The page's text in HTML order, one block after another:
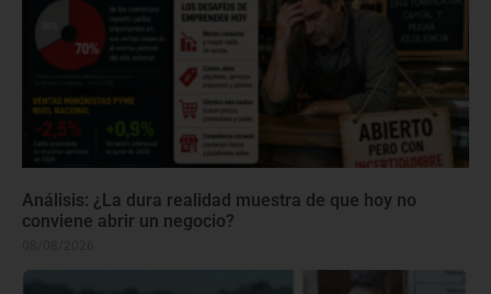
Análisis: ¿La dura realidad muestra de que hoy no
conviene abrir un negocio?